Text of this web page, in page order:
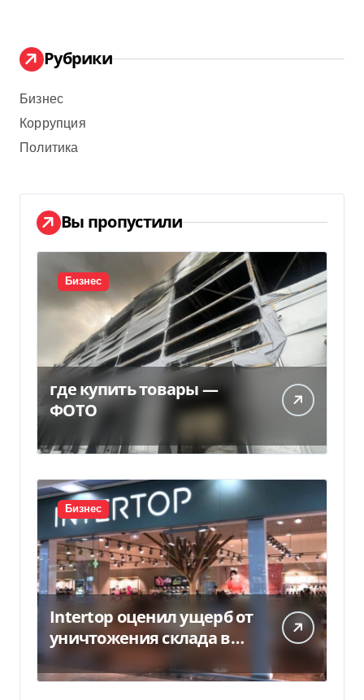
Рубрики
Бизнес
Коррупция
Политика
Вы пропустили
Бизнес
где купить товары —
ФОТО
Бизнес
Intertop оценил ущерб от
уничтожения склада в
450 млн грн